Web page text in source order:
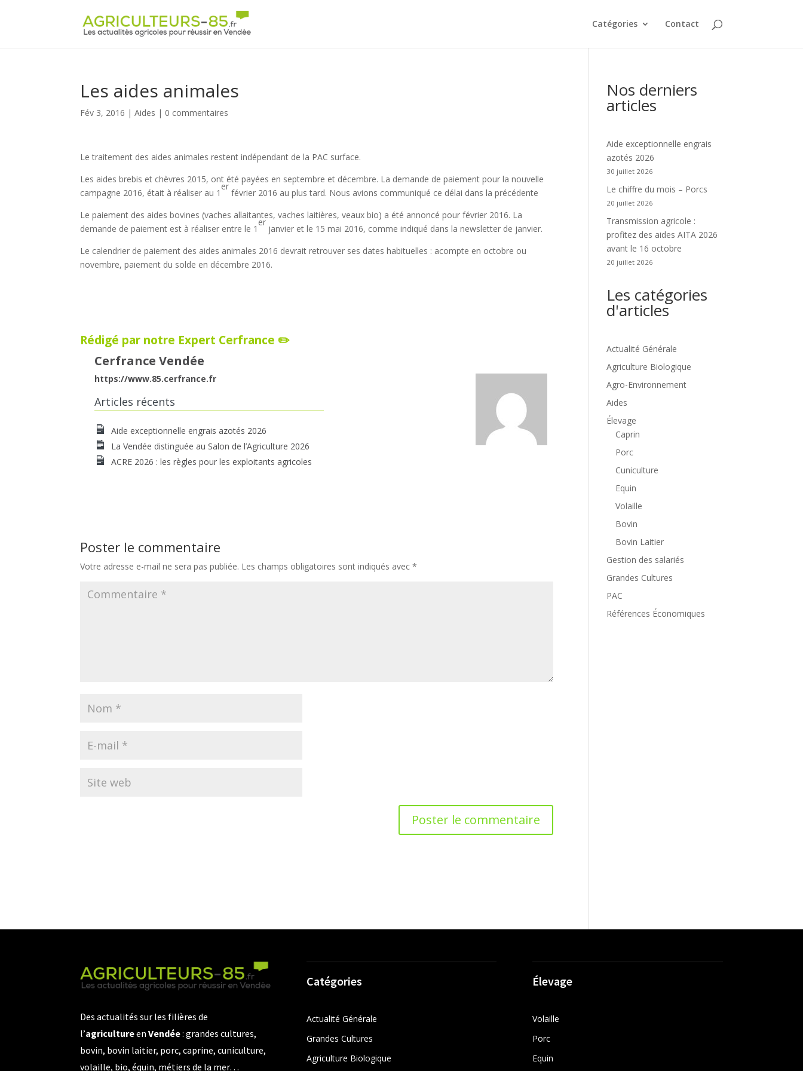
Catégories Contact
Les aides animales
Fév 3, 2016 |Aides | 0 commentaires
Le traitement des aides animales restent indépendant de la PAC surface.
Les aides brebis et chèvres 2015, ont été payées en septembre et décembre. La demande de paiement pour la nouvelle
campagne 2016, était à réaliser au 1
er
février 2016 au plus tard. Nous avions communiqué ce délai dans la précédente
Le paiement des aides bovines (vaches allaitantes, vaches laitières, veaux bio) a été annoncé pour février 2016. La
demande de paiement est à réaliser entre le 1
er
janvier et le 15 mai 2016, comme indiqué dans la newsletter de janvier.
Le calendrier de paiement des aides animales 2016 devrait retrouver ses dates habituelles : acompte en octobre ou
novembre, paiement du solde en décembre 2016.
Rédigé par notre Expert Cerfrance ✏️
Cerfrance Vendée
https://www.85.cerfrance.fr
Articles récents
Aide exceptionnelle engrais azotés 2026
La Vendée distinguée au Salon de l’Agriculture 2026
ACRE 2026 : les règles pour les exploitants agricoles
Poster le commentaire
Votre adresse e-mail ne sera pas publiée. Les champs obligatoires sont indiqués avec*
Nos derniers
articles
Aide exceptionnelle engrais
azotés 2026
30 juillet 2026
Le chiffre du mois – Porcs
20 juillet 2026
Transmission agricole :
profitez des aides AITA 2026
avant le 16 octobre
20 juillet 2026
Les catégories
d'articles
Actualité Générale
Agriculture Biologique
Agro-Environnement
Aides
Élevage
Caprin
Porc
Cuniculture
Equin
Volaille
Bovin
Bovin Laitier
Gestion des salariés
Grandes Cultures
PAC
Références Économiques
Des actualités sur les filières de
l’agricultureenVendée: grandes cultures,
bovin, bovin laitier, porc, caprine, cuniculture,
volaille, bio, équin, métiers de la mer…
Catégories
Actualité Générale
Grandes Cultures
Agriculture Biologique
Élevage
Volaille
Porc
Equin